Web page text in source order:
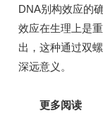
DNA别构效应的
效应在生理上是
出，这种通过双
深远意义。
更多阅读